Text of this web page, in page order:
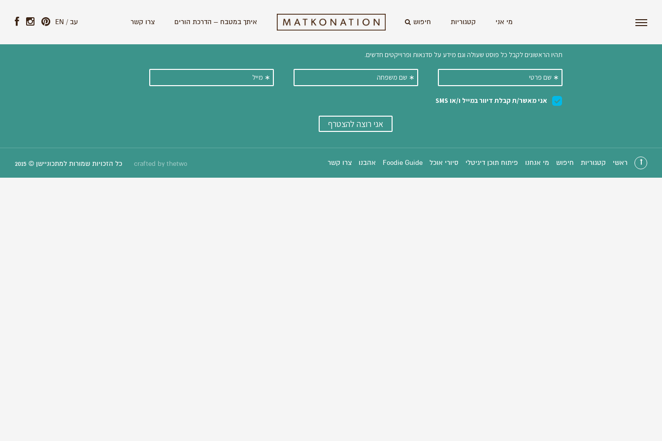
מי אני קטגוריות חיפוש איתך במטבח – הדרכת הורים צרו קשר EN / עב
הצטרפו לניוזלטר שלנו וקבלו ישירות למייל עדכונים על מתכונים וסיפורים חדשים:
ראשי קטגוריות חיפוש מי אנחנו פיתוח תוכן דיגיטלי סיורי אוכל Foodie Guide אהבנו צרו קשר crafted by thetwo כל הזכויות שמורות למתכוניישן © 2015